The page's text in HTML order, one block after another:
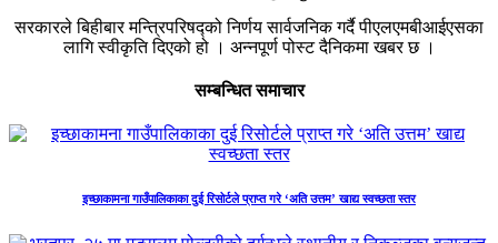
सरकारले बिहीबार मन्त्रिपरिषद्को निर्णय सार्वजनिक गर्दै पीएलएमबीआईएसका
लागि स्वीकृति दिएको हो । अन्नपूर्ण पोस्ट दैनिकमा खबर छ ।
सम्बन्धित समाचार
इच्छाकामना गाउँपालिकाका दुई रिसोर्टले प्राप्त गरे ‘अति उत्तम’ खाद्य स्वच्छता स्तर